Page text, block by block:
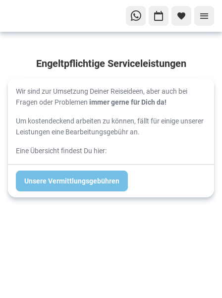
Engeltpflichtige Serviceleistungen
Wir sind zur Umsetzung Deiner Reiseideen, aber auch bei
Fragen oder Problemen immer gerne für Dich da!
Um kostendeckend arbeiten zu können, fällt für einige unserer
Leistungen eine Bearbeitungsgebühr an.
Eine Übersicht findest Du hier:
Unsere Vermittlungsgebühren